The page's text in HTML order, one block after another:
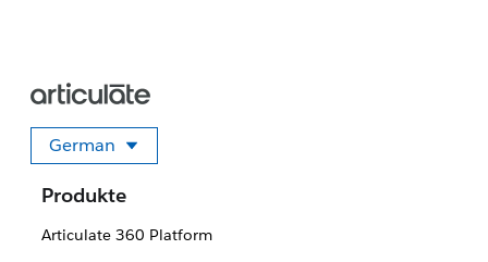
German
Sprache auswählen
Produkte
Articulate 360 Platform